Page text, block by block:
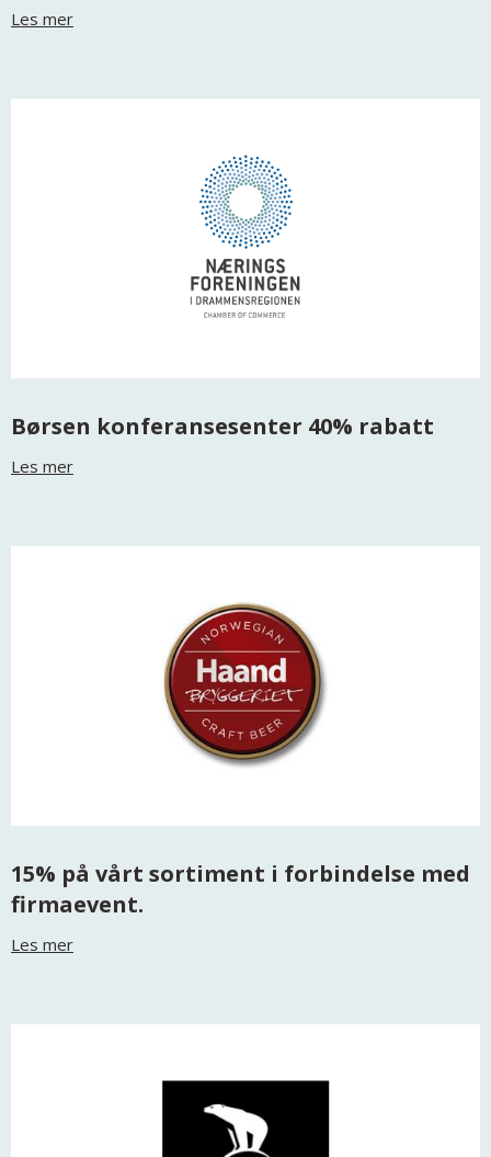
Les mer
Børsen konferansesenter 40% rabatt
Les mer
15% på vårt sortiment i forbindelse med
firmaevent.
Les mer